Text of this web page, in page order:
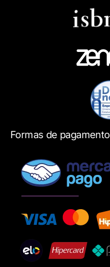
Formas de pagamento